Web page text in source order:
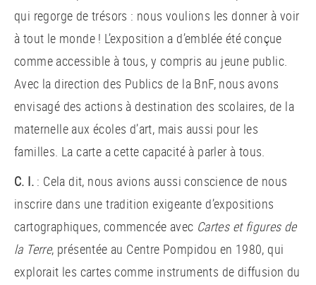
qui regorge de trésors : nous voulions les donner à voir
à tout le monde ! L’exposition a d’emblée été conçue
comme accessible à tous, y compris au jeune public.
Avec la direction des Publics de la BnF, nous avons
envisagé des actions à destination des scolaires, de la
maternelle aux écoles d’art, mais aussi pour les
familles. La carte a cette capacité à parler à tous.
C. I. : Cela dit, nous avions aussi conscience de nous
inscrire dans une tradition exigeante d’expositions
cartographiques, commencée avec Cartes et figures de
la Terre, présentée au Centre Pompidou en 1980, qui
explorait les cartes comme instruments de diffusion du